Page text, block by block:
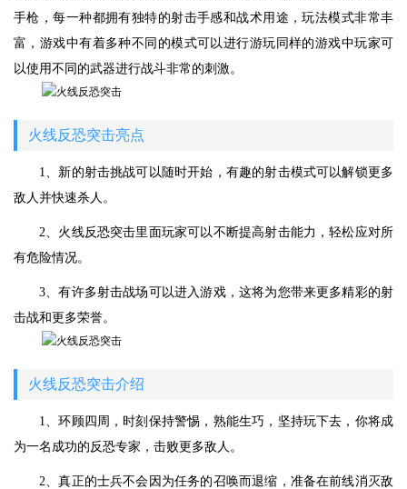
手枪，每一种都拥有独特的射击手感和战术用途，玩法模式非常丰
富，游戏中有着多种不同的模式可以进行游玩同样的游戏中玩家可
以使用不同的武器进行战斗非常的刺激。
火线反恐突击亮点
1、新的射击挑战可以随时开始，有趣的射击模式可以解锁更多
敌人并快速杀人。
2、火线反恐突击里面玩家可以不断提高射击能力，轻松应对所
有危险情况。
3、有许多射击战场可以进入游戏，这将为您带来更多精彩的射
击战和更多荣誉。
火线反恐突击介绍
1、环顾四周，时刻保持警惕，熟能生巧，坚持玩下去，你将成
为一名成功的反恐专家，击败更多敌人。
2、真正的士兵不会因为任务的召唤而退缩，准备在前线消灭敌